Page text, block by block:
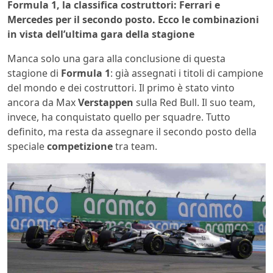
Formula 1, la classifica costruttori: Ferrari e
Mercedes per il secondo posto. Ecco le combinazioni
in vista dell’ultima gara della stagione
Manca solo una gara alla conclusione di questa
stagione di Formula 1: già assegnati i titoli di campione
del mondo e dei costruttori. Il primo è stato vinto
ancora da MaxVerstappen sulla Red Bull. Il suo team,
invece, ha conquistato quello per squadre. Tutto
definito, ma resta da assegnare il secondo posto della
specialecompetizionetra team.